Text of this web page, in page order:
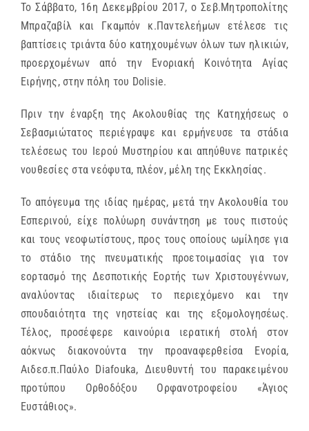
Το Σάββατο, 16η Δεκεμβρίου 2017, ο Σεβ.Μητροπολίτης
Μπραζαβίλ και Γκαμπόν κ.Παντελεήμων ετέλεσε τις
βαπτίσεις τριάντα δύο κατηχουμένων όλων των ηλικιών,
προερχομένων από την Ενοριακή Κοινότητα Αγίας
Ειρήνης, στην πόλη του Dolisie.
Πριν την έναρξη της Ακολουθίας της Κατηχήσεως ο
Σεβασμιώτατος περιέγραψε και ερμήνευσε τα στάδια
τελέσεως του Ιερού Μυστηρίου και απηύθυνε πατρικές
νουθεσίες στα νεόφυτα, πλέον, μέλη της Εκκλησίας.
Το απόγευμα της ιδίας ημέρας, μετά την Ακολουθία του
Εσπερινού, είχε πολύωρη συνάντηση με τους πιστούς
και τους νεοφωτίστους, προς τους οποίους ωμίλησε για
το στάδιο της πνευματικής προετοιμασίας για τον
εορτασμό της Δεσποτικής Εορτής των Χριστουγέννων,
αναλύοντας ιδιαίτερως το περιεχόμενο και την
σπουδαιότητα της νηστείας και της εξομολογησέως.
Τέλος, προσέφερε καινούρια ιερατική στολή στον
αόκνως διακονούντα την προαναφερθείσα Ενορία,
Αιδεσ.π.Παύλο Diafouka, Διευθυντή του παρακειμένου
προτύπου Ορθοδόξου Ορφανοτροφείου «Άγιος
Ευστάθιος».